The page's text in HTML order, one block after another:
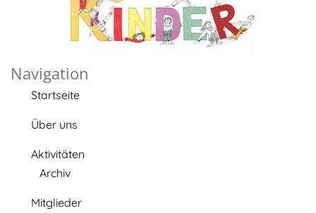
Navigation
Startseite
Über uns
Aktivitäten
Archiv
Mitglieder